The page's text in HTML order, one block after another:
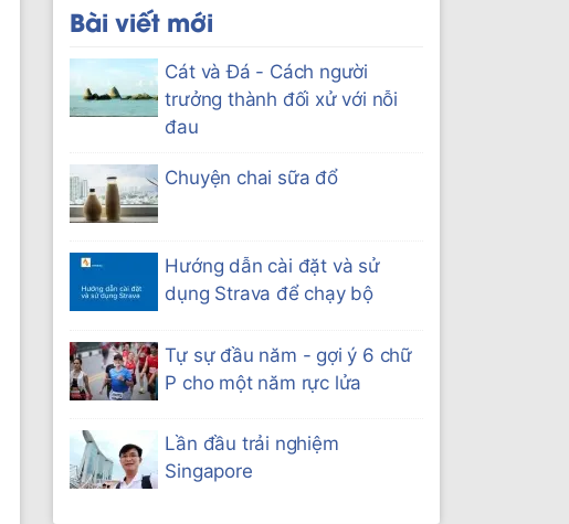
Bài viết mới
Cát và Đá - Cách người
trưởng thành đối xử với nỗi
đau
Chuyện chai sữa đổ
Hướng dẫn cài đặt và sử
dụng Strava để chạy bộ
Tự sự đầu năm - gợi ý 6 chữ
P cho một năm rực lửa
Lần đầu trải nghiệm
Singapore